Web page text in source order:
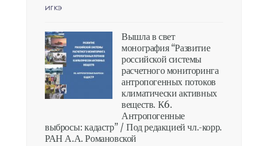
ИГКЭ
Вышла в свет
монография “Развитие
российской системы
расчетного мониторинга
антропогенных потоков
климатически активных
веществ. К6.
Антропогенные
выбросы: кадастр” / Под редакцией чл.-корр.
РАН А.А. Романовской